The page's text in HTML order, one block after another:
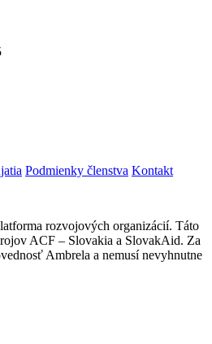
Podmienky členstva Kontakt
rozvojových organizácií. Táto
ACF – Slovakia a SlovakAid. Za
Ambrela a nemusí nevyhnutne